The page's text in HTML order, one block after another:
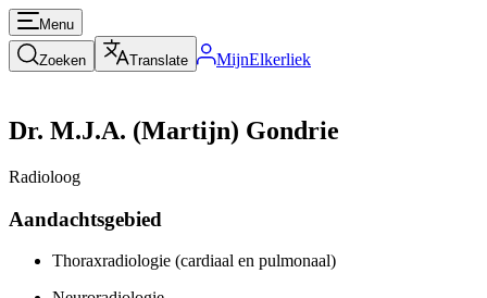
Menu
Zoeken Translate MijnElkerliek
Dr. M.J.A. (Martijn) Gondrie
Radioloog
Aandachtsgebied
Thoraxradiologie (cardiaal en pulmonaal)